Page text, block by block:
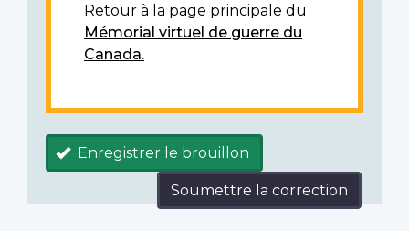
Retour à la page principale du
Mémorial virtuel de guerre du
Canada.
Enregistrer le brouillon
Soumettre la correction